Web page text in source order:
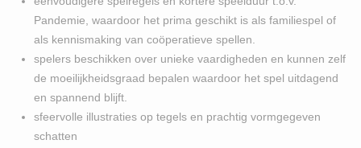
Pandemie, waardoor het prima geschikt is als familiespel of
als kennismaking van coöperatieve spellen.
spelers beschikken over unieke vaardigheden en kunnen zelf
de moeilijkheidsgraad bepalen waardoor het spel uitdagend
en spannend blijft.
sfeervolle illustraties op tegels en prachtig vormgegeven
schatten